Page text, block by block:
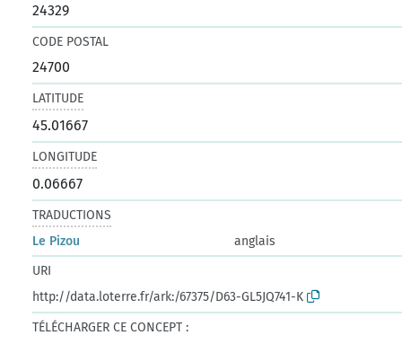
24329
CODE POSTAL
24700
LATITUDE
45.01667
LONGITUDE
0.06667
TRADUCTIONS
Le Pizou
anglais
URI
http://data.loterre.fr/ark:/67375/D63-GL5JQ741-K
TÉLÉCHARGER CE CONCEPT :